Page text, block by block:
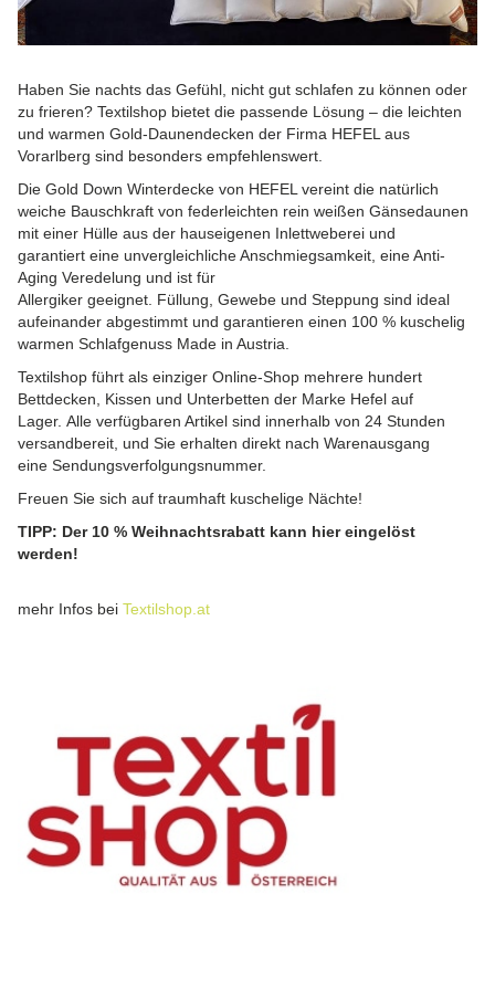
Haben Sie nachts das Gefühl, nicht gut schlafen zu können oder
zu frieren? Textilshop bietet die passende Lösung – die leichten
und warmen Gold-Daunendecken der Firma HEFEL aus
Vorarlberg sind besonders empfehlenswert.
Die Gold Down Winterdecke von HEFEL vereint die natürlich
weiche Bauschkraft von federleichten rein weißen Gänsedaunen
mit einer Hülle aus der hauseigenen Inlettweberei und
garantiert eine unvergleichliche Anschmiegsamkeit, eine Anti-
Aging Veredelung und ist für
Allergiker geeignet. Füllung, Gewebe und Steppung sind ideal
aufeinander abgestimmt und garantieren einen 100 % kuschelig
warmen Schlafgenuss Made in Austria.
Textilshop führt als einziger Online-Shop mehrere hundert
Bettdecken, Kissen und Unterbetten der Marke Hefel auf
Lager. Alle verfügbaren Artikel sind innerhalb von 24 Stunden
versandbereit, und Sie erhalten direkt nach Warenausgang
eine Sendungsverfolgungsnummer.
Freuen Sie sich auf traumhaft kuschelige Nächte!
TIPP: Der 10 % Weihnachtsrabatt kann hier eingelöst
werden!
mehr Infos bei Textilshop.at